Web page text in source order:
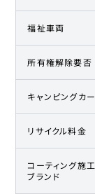
福祉車両
所有権解除要否
キャンピングカー
リサイクル料金
コーティング施工
ブランド